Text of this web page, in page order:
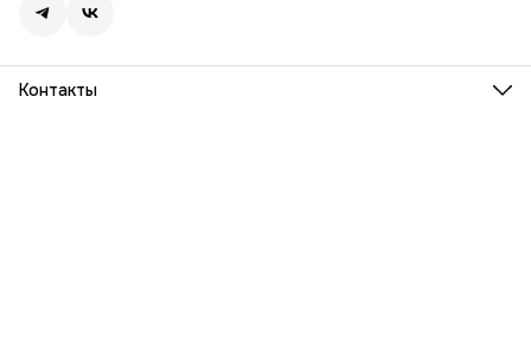
Контакты